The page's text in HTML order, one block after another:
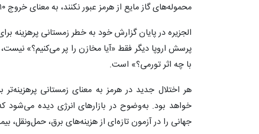
محموله‌های گاز مایع از هرمز عبور نکنند، به معنای خروج ۱۰ میلیارد مترمکعب از عرضه خواهد بود.
الجزیره در پایان گزارش خود به خطر زمستانی پرهزینه
پرسش اروپا دیگر فقط «آیا مخازن را پر می‌کنیم؟»
با چه اثر تورمی؟» است.
هر اختلال جدید در هرمز به معنای زمستانی پرهزینه‌تر
خواهد بود. به‌وضوح در بازارهای انرژی دیده می‌شود
جهانی را در آزمون تازه‌ای از هزینه‌های برق، حمل‌ونقل،